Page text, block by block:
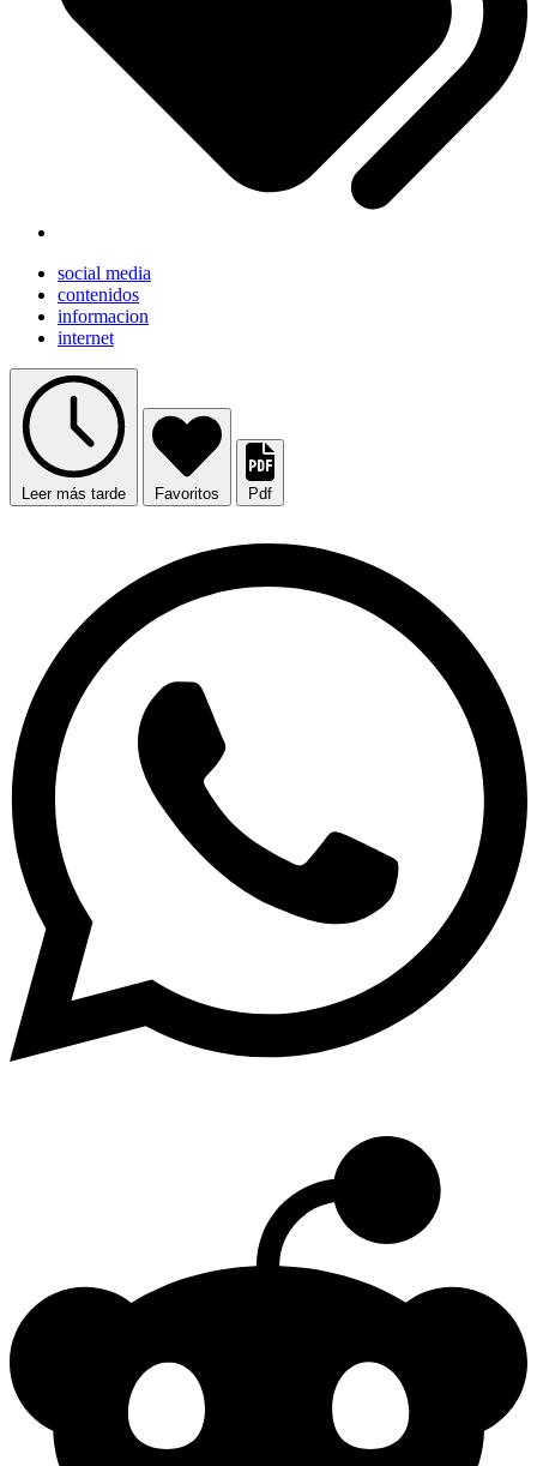
social media
contenidos
informacion
internet
Leer más tarde Favoritos Pdf